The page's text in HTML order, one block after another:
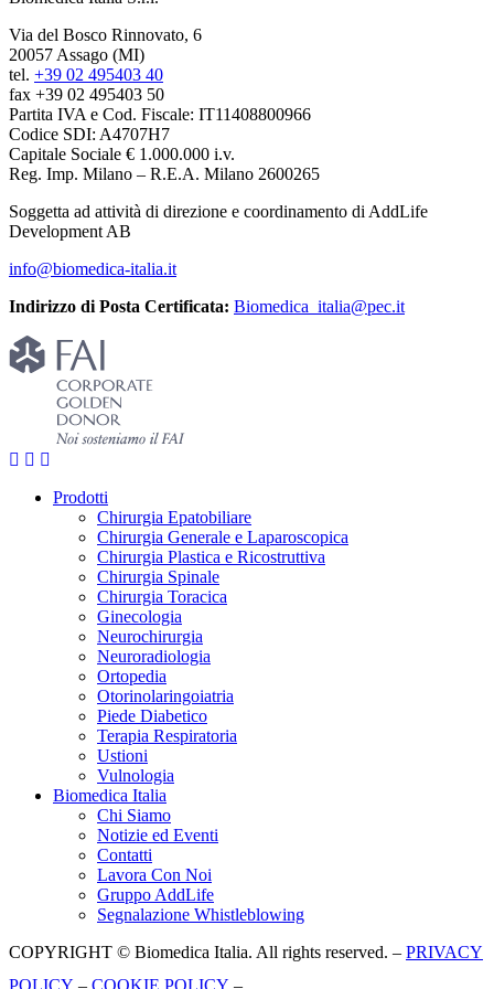
Via del Bosco Rinnovato, 6
20057 Assago (MI)
tel. +39 02 495403 40
fax +39 02 495403 50
Partita IVA e Cod. Fiscale: IT11408800966
Codice SDI: A4707H7
Capitale Sociale € 1.000.000 i.v.
Reg. Imp. Milano – R.E.A. Milano 2600265
Soggetta ad attività di direzione e coordinamento di AddLife
Development AB
info@biomedica-italia.it
Indirizzo di Posta Certificata: Biomedica_italia@pec.it
Prodotti
Chirurgia Epatobiliare
Chirurgia Generale e Laparoscopica
Chirurgia Plastica e Ricostruttiva
Chirurgia Spinale
Chirurgia Toracica
Ginecologia
Neurochirurgia
Neuroradiologia
Ortopedia
Otorinolaringoiatria
Piede Diabetico
Terapia Respiratoria
Ustioni
Vulnologia
Biomedica Italia
Chi Siamo
Notizie ed Eventi
Contatti
Lavora Con Noi
Gruppo AddLife
Segnalazione Whistleblowing
COPYRIGHT © Biomedica Italia. All rights reserved. – PRIVACY
POLICY – COOKIE POLICY –